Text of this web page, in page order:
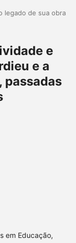
legado de sua obra
e
e a
passadas
em Educação,